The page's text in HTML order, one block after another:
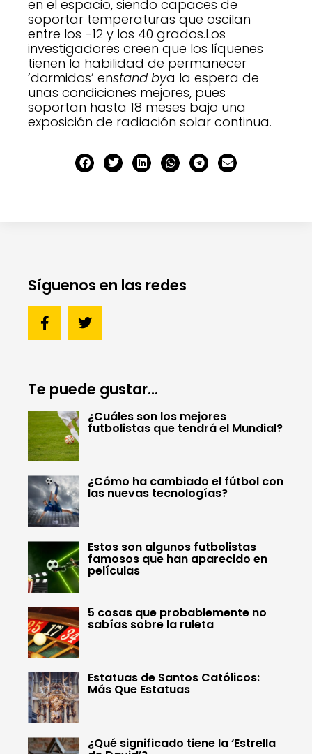
en el espacio, siendo capaces de
soportar temperaturas que oscilan
entre los -12 y los 40 grados.Los
investigadores creen que los líquenes
tienen la habilidad de permanecer
‘dormidos’ enstand bya la espera de
unas condiciones mejores, pues
soportan hasta 18 meses bajo una
exposición de radiación solar continua.
Síguenos en las redes
Te puede gustar...
¿Cuáles son los mejores
futbolistas que tendrá el Mundial?
¿Cómo ha cambiado el fútbol con
las nuevas tecnologías?
Estos son algunos futbolistas
famosos que han aparecido en
películas
5 cosas que probablemente no
sabías sobre la ruleta
Estatuas de Santos Católicos:
Más Que Estatuas
¿Qué significado tiene la ‘Estrella